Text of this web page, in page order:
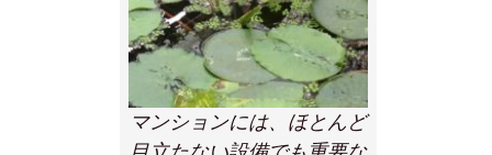
マンションには、ほとんど